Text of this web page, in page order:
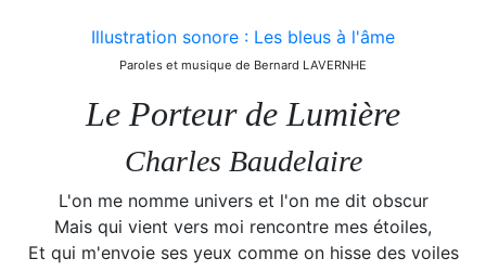
Illustration sonore : Les bleus à l'âme
Paroles et musique de Bernard LAVERNHE
Le Porteur de Lumière
Charles Baudelaire
L'on me nomme univers et l'on me dit obscur
Mais qui vient vers moi rencontre mes étoiles,
Et qui m'envoie ses yeux comme on hisse des voiles